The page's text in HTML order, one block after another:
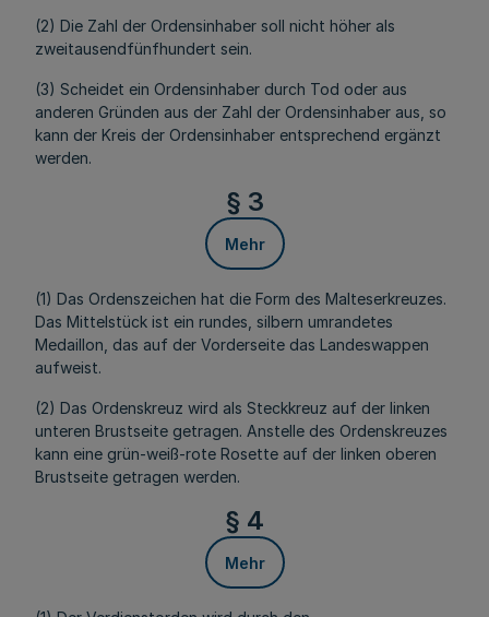
(2) Die Zahl der Ordensinhaber soll nicht höher als
zweitausendfünfhundert sein.
(3) Scheidet ein Ordensinhaber durch Tod oder aus
anderen Gründen aus der Zahl der Ordensinhaber aus, so
kann der Kreis der Ordensinhaber entsprechend ergänzt
werden.
§ 3
Mehr
(1) Das Ordenszeichen hat die Form des Malteserkreuzes.
Das Mittelstück ist ein rundes, silbern umrandetes
Medaillon, das auf der Vorderseite das Landeswappen
aufweist.
(2) Das Ordenskreuz wird als Steckkreuz auf der linken
unteren Brustseite getragen. Anstelle des Ordenskreuzes
kann eine grün-weiß-rote Rosette auf der linken oberen
Brustseite getragen werden.
§ 4
Mehr